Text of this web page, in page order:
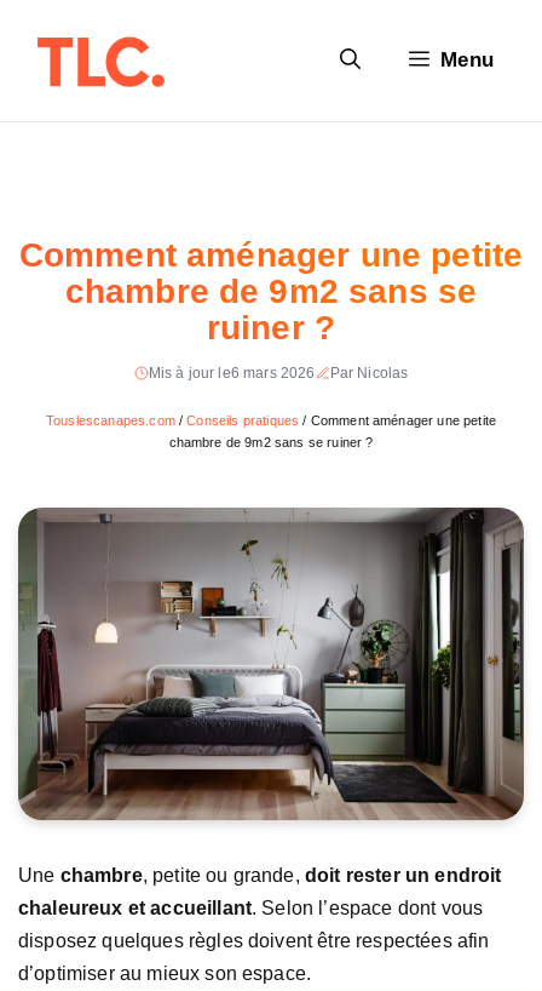
Menu
Comment aménager une petite
chambre de 9m2 sans se
ruiner ?
Mis à jour le6 mars 2026 Par Nicolas
Touslescanapes.com/Conseils pratiques / Comment aménager une petite
chambre de 9m2 sans se ruiner ?
Une chambre, petite ou grande, doit rester un endroit
chaleureux et accueillant. Selon l’espace dont vous
disposez quelques règles doivent être respectées afin
d’optimiser au mieux son espace.